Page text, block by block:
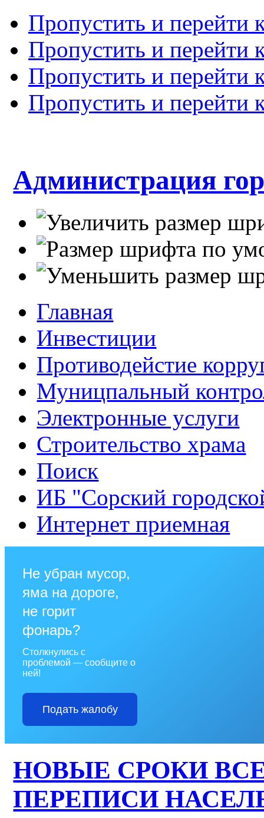
Пропустить и перейти
Пропустить и перейти
Пропустить и перейти
Пропустить и перейти
Администрация
Главная
Инвестиции
Противодейстие
Муницпальный
Электронные услуги
Строительство храма
Поиск
ИБ "Сорский
Интернет приемная
Не убран мусор,
яма на дороге,
не горит
фонарь?
Столкнулись с
проблемой — сообщите о
ней!
Подать жалобу
НОВЫЕ СРОКИ
ПЕРЕПИСИ